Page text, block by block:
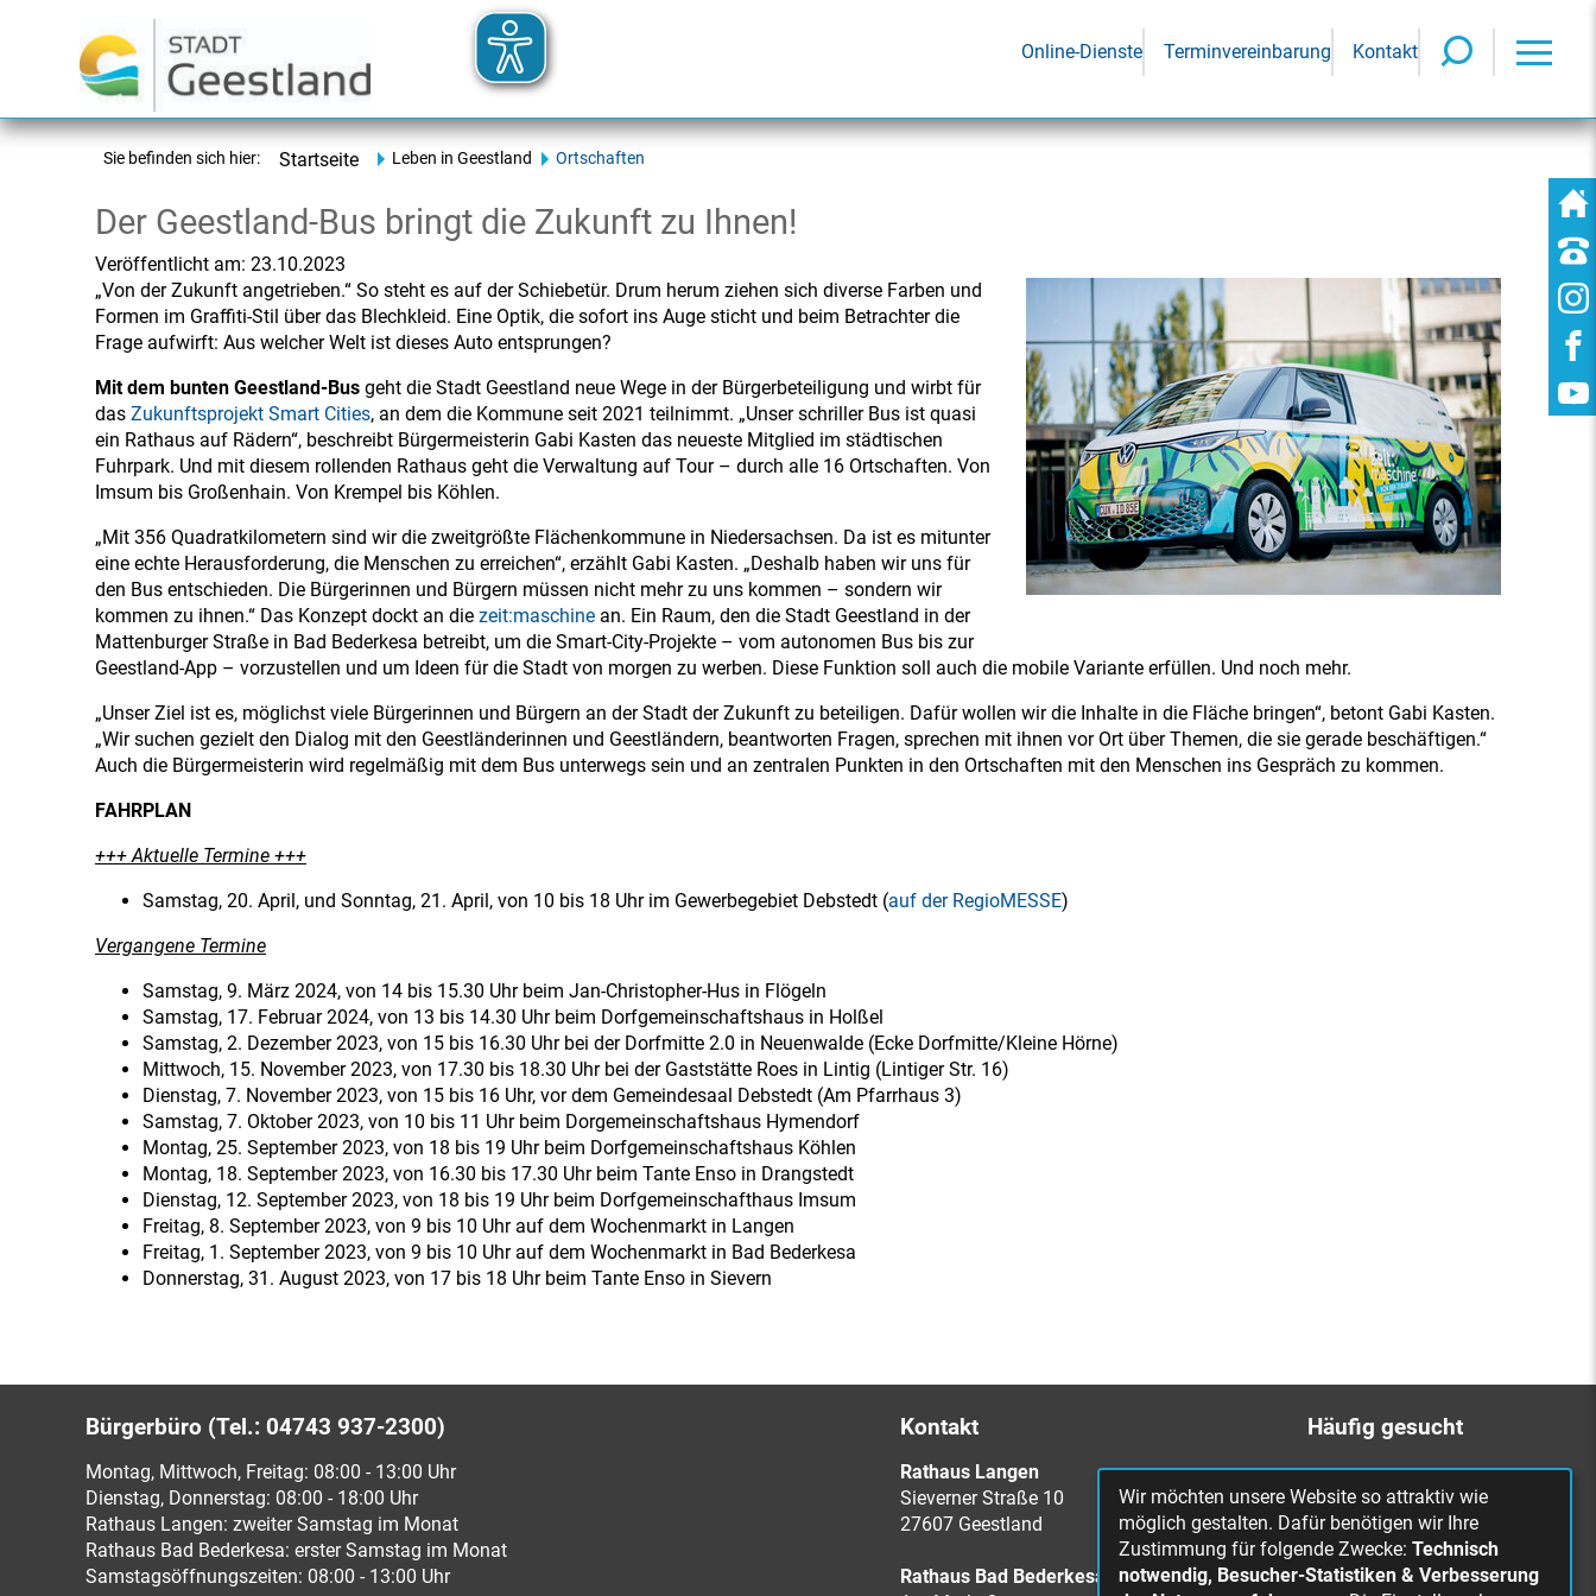
Online-Dienste Terminvereinbarung Kontakt
Sie befinden sich hier: Startseite Leben in Geestland Ortschaften
Der Geestland-Bus bringt die Zukunft zu Ihnen!
Veröffentlicht am: 23.10.2023
„Von der Zukunft angetrieben.“ So steht es auf der Schiebetür. Drum herum ziehen sich diverse Farben und
Formen im Graffiti-Stil über das Blechkleid. Eine Optik, die sofort ins Auge sticht und beim Betrachter die
Frage aufwirft: Aus welcher Welt ist dieses Auto entsprungen?
Mit dem bunten Geestland-Bus geht die Stadt Geestland neue Wege in der Bürgerbeteiligung und wirbt für
das Zukunftsprojekt Smart Cities, an dem die Kommune seit 2021 teilnimmt. „Unser schriller Bus ist quasi
ein Rathaus auf Rädern“, beschreibt Bürgermeisterin Gabi Kasten das neueste Mitglied im städtischen
Fuhrpark. Und mit diesem rollenden Rathaus geht die Verwaltung auf Tour – durch alle 16 Ortschaften. Von
Imsum bis Großenhain. Von Krempel bis Köhlen.
„Mit 356 Quadratkilometern sind wir die zweitgrößte Flächenkommune in Niedersachsen. Da ist es mitunter
eine echte Herausforderung, die Menschen zu erreichen“, erzählt Gabi Kasten. „Deshalb haben wir uns für
den Bus entschieden. Die Bürgerinnen und Bürgern müssen nicht mehr zu uns kommen – sondern wir
kommen zu ihnen.“ Das Konzept dockt an die zeit:maschine an. Ein Raum, den die Stadt Geestland in der
Mattenburger Straße in Bad Bederkesa betreibt, um die Smart-City-Projekte – vom autonomen Bus bis zur
Geestland-App – vorzustellen und um Ideen für die Stadt von morgen zu werben. Diese Funktion soll auch die mobile Variante erfüllen. Und noch mehr.
„Unser Ziel ist es, möglichst viele Bürgerinnen und Bürgern an der Stadt der Zukunft zu beteiligen. Dafür wollen wir die Inhalte in die Fläche bringen“, betont Gabi Kasten.
„Wir suchen gezielt den Dialog mit den Geestländerinnen und Geestländern, beantworten Fragen, sprechen mit ihnen vor Ort über Themen, die sie gerade beschäftigen.“
Auch die Bürgermeisterin wird regelmäßig mit dem Bus unterwegs sein und an zentralen Punkten in den Ortschaften mit den Menschen ins Gespräch zu kommen.
FAHRPLAN
+++ Aktuelle Termine +++
Samstag, 20. April, und Sonntag, 21. April, von 10 bis 18 Uhr im Gewerbegebiet Debstedt (auf der RegioMESSE)
Vergangene Termine
Samstag, 9. März 2024, von 14 bis 15.30 Uhr beim Jan-Christopher-Hus in Flögeln
Samstag, 17. Februar 2024, von 13 bis 14.30 Uhr beim Dorfgemeinschaftshaus in Holßel
Samstag, 2. Dezember 2023, von 15 bis 16.30 Uhr bei der Dorfmitte 2.0 in Neuenwalde (Ecke Dorfmitte/Kleine Hörne)
Mittwoch, 15. November 2023, von 17.30 bis 18.30 Uhr bei der Gaststätte Roes in Lintig (Lintiger Str. 16)
Dienstag, 7. November 2023, von 15 bis 16 Uhr, vor dem Gemeindesaal Debstedt (Am Pfarrhaus 3)
Samstag, 7. Oktober 2023, von 10 bis 11 Uhr beim Dorgemeinschaftshaus Hymendorf
Montag, 25. September 2023, von 18 bis 19 Uhr beim Dorfgemeinschaftshaus Köhlen
Montag, 18. September 2023, von 16.30 bis 17.30 Uhr beim Tante Enso in Drangstedt
Dienstag, 12. September 2023, von 18 bis 19 Uhr beim Dorfgemeinschafthaus Imsum
Freitag, 8. September 2023, von 9 bis 10 Uhr auf dem Wochenmarkt in Langen
Freitag, 1. September 2023, von 9 bis 10 Uhr auf dem Wochenmarkt in Bad Bederkesa
Donnerstag, 31. August 2023, von 17 bis 18 Uhr beim Tante Enso in Sievern
Bürgerbüro (Tel.: 04743 937-2300)
Montag, Mittwoch, Freitag: 08:00 - 13:00 Uhr
Dienstag, Donnerstag: 08:00 - 18:00 Uhr
Rathaus Langen: zweiter Samstag im Monat
Rathaus Bad Bederkesa: erster Samstag im Monat
Samstagsöffnungszeiten: 08:00 - 13:00 Uhr
Kontakt
Rathaus Langen
Sieverner Straße 10
27607 Geestland
Rathaus Bad Bederkesa
Häufig gesucht
Bürgerbüro
Online Rathaus
Was erledige ich wo?
Wir möchten unsere Website so attraktiv wie
möglich gestalten. Dafür benötigen wir Ihre
Zustimmung für folgende Zwecke: Technisch
notwendig, Besucher-Statistiken & Verbesserung